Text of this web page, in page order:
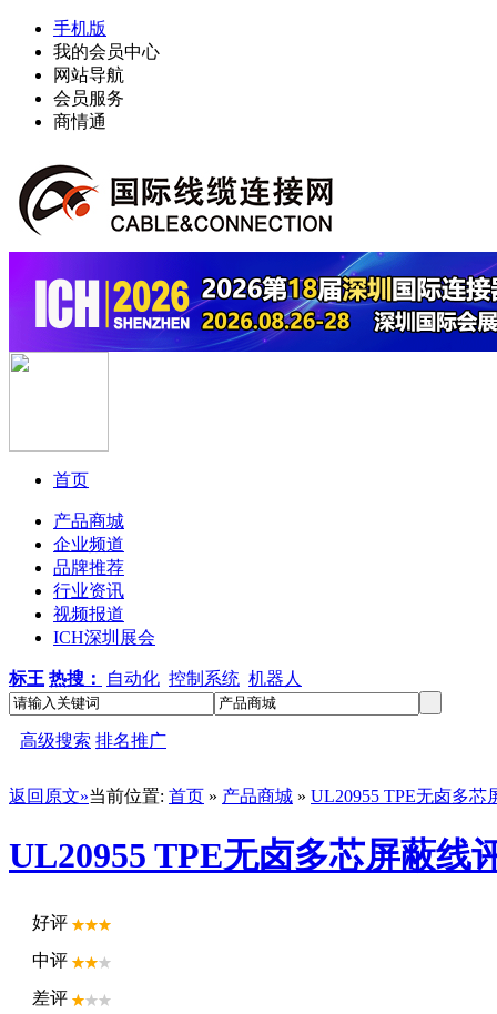
手机版
我的会员中心
网站导航
会员服务
商情通
首页
产品商城
企业频道
品牌推荐
行业资讯
视频报道
ICH深圳展会
标王 热搜： 自动化 控制系统 机器人
高级搜索 排名推广
返回原文»当前位置: 首页 » 产品商城 » UL20955 TPE无卤多芯
UL20955 TPE无卤多芯屏蔽线
好评
中评
差评